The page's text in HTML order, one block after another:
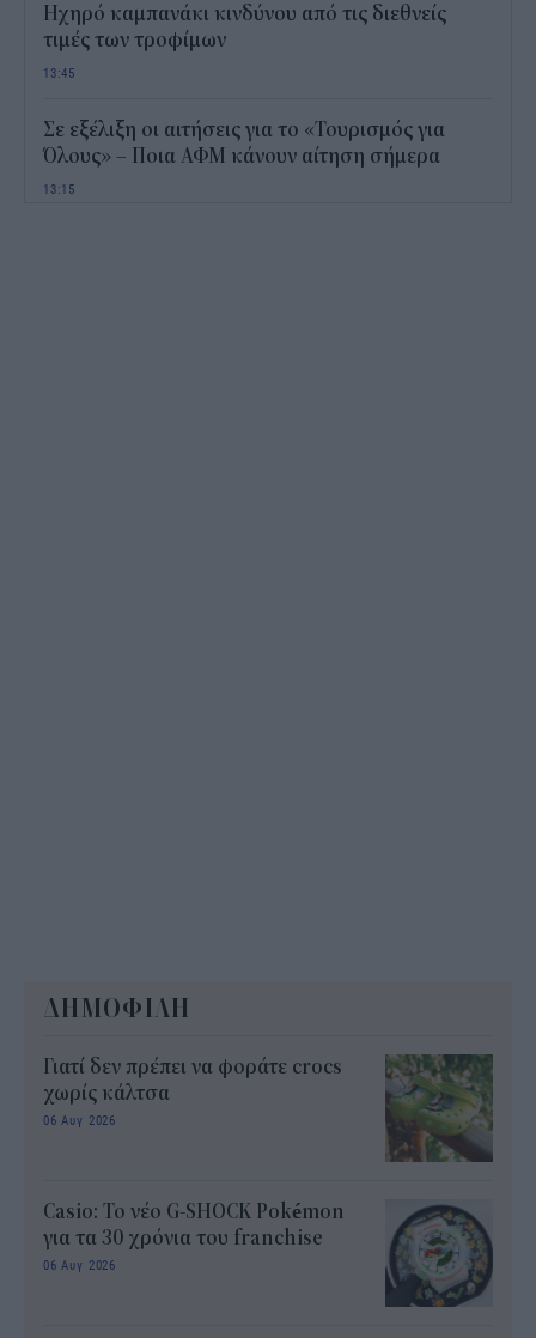
Ηχηρό καμπανάκι κινδύνου από τις διεθνείς
τιμές των τροφίμων
13:45
Σε εξέλιξη οι αιτήσεις για το «Τουρισμός για
Όλους» – Ποια ΑΦΜ κάνουν αίτηση σήμερα
13:15
ΔΗΜΟΦΙΛΗ
Γιατί δεν πρέπει να φοράτε crocs
χωρίς κάλτσα
06 Αυγ 2026
Casio: Το νέο G-SHOCK Pokémon
για τα 30 χρόνια του franchise
06 Αυγ 2026